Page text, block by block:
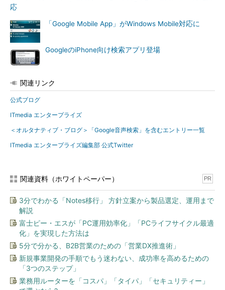
応
「Google Mobile App」がWindows Mobile対応に
GoogleのiPhone向け検索アプリ登場
関連リンク
公式ブログ
ITmedia エンタープライズ
＜オルタナティブ・ブログ＞「Google音声検索」を含むエントリー一覧
ITmedia エンタープライズ編集部 公式Twitter
関連資料（ホワイトペーパー） PR
3分でわかる「Notes移行」 方針立案から製品選定、運用まで
解説
富士ピー・エスが「PC運用効率化」「PCライフサイクル最適
化」を実現した方法は
5分で分かる、B2B営業のための「営業DX推進術」
新規事業開発の手順でもう迷わない、成功率を高めるための
「3つのステップ」
業務用ルーターを「コスパ」「タイパ」「セキュリティー」